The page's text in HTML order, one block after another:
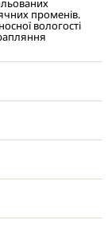
естетику
променів.
вологості